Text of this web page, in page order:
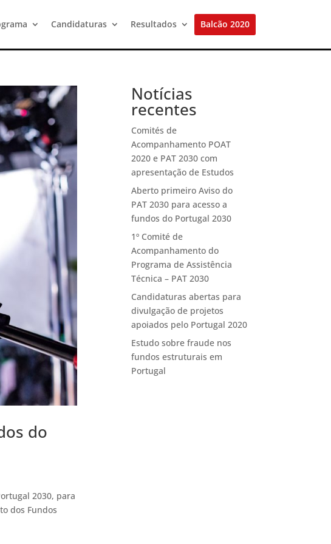
Candidaturas Resultados Balcão 2020
do
2030, para
dos Fundos
Notícias
recentes
Comités de
Acompanhamento POAT
2020 e PAT 2030 com
apresentação de Estudos
Aberto primeiro Aviso do
PAT 2030 para acesso a
fundos do Portugal 2030
1º Comité de
Acompanhamento do
Programa de Assistência
Técnica – PAT 2030
Candidaturas abertas para
divulgação de projetos
apoiados pelo Portugal 2020
Estudo sobre fraude nos
fundos estruturais em
Portugal